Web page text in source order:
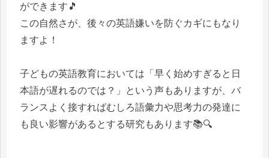
ができます🎵
この自然さが、後々の英語嫌いを防ぐカギにもなり
ますよ！
子どもの英語教育においては「早く始めすぎると日
本語が遅れるのでは？」という声もありますが、バ
ランスよく接すればむしろ語彙力や思考力の発達に
も良い影響があるとする研究もあります📚🔍